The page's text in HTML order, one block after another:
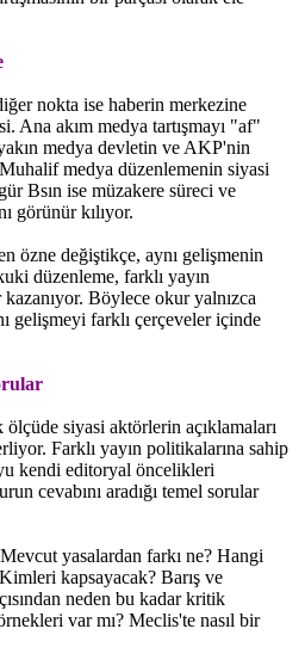
nokta ise haberin merkezine
Ana akım medya tartışmayı "af"
medya devletin ve AKP'nin
Muhalif medya düzenlemenin siyasi
Bsın ise müzakere süreci ve
görünür kılıyor.
özne değiştikçe, aynı gelişmenin
düzenleme, farklı yayın
Böylece okur yalnızca
gelişmeyi farklı çerçeveler içinde
siyasi aktörlerin açıklamaları
Farklı yayın politikalarına sahip
kendi editoryal öncelikleri
cevabını aradığı temel sorular
yasalardan farkı ne? Hangi
kapsayacak? Barış ve
neden bu kadar kritik
var mı? Meclis'te nasıl bir